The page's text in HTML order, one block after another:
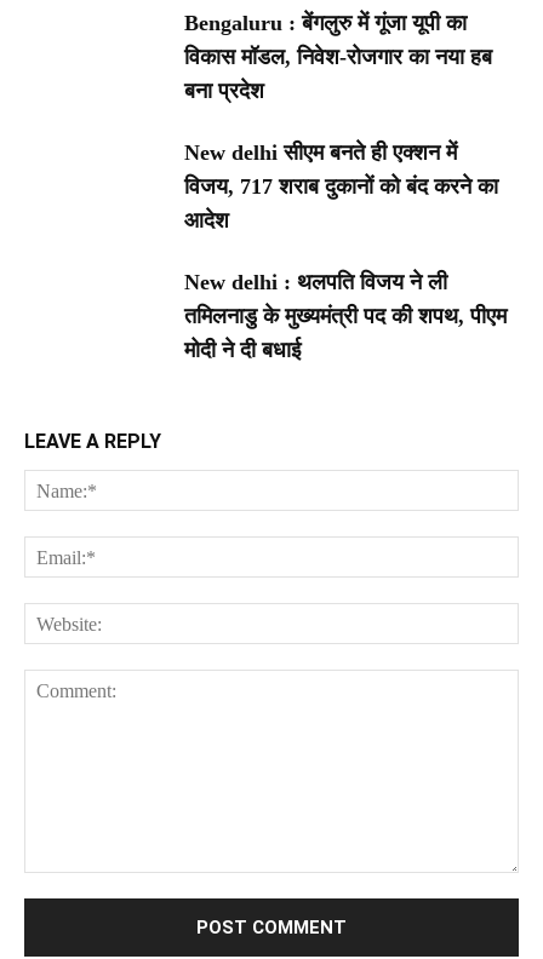
Bengaluru : बेंगलुरु में गूंजा यूपी का
विकास मॉडल, निवेश-रोजगार का नया हब
बना प्रदेश
New delhi सीएम बनते ही एक्शन में
विजय, 717 शराब दुकानों को बंद करने का
आदेश
New delhi : थलपति विजय ने ली
तमिलनाडु के मुख्यमंत्री पद की शपथ, पीएम
मोदी ने दी बधाई
LEAVE A REPLY